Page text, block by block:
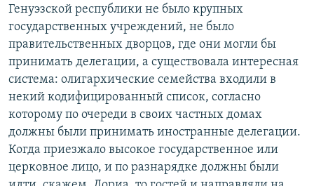
Генуэзской республики не было крупных
государственных учреждений, не было
правительственных дворцов, где они могли бы
принимать делегации, а существовала интересная
система: олигархические семейства входили в
некий кодифицированный список, согласно
которому по очереди в своих частных домах
должны были принимать иностранные делегации.
Когда приезжало высокое государственное или
церковное лицо, и по разнарядке должны были